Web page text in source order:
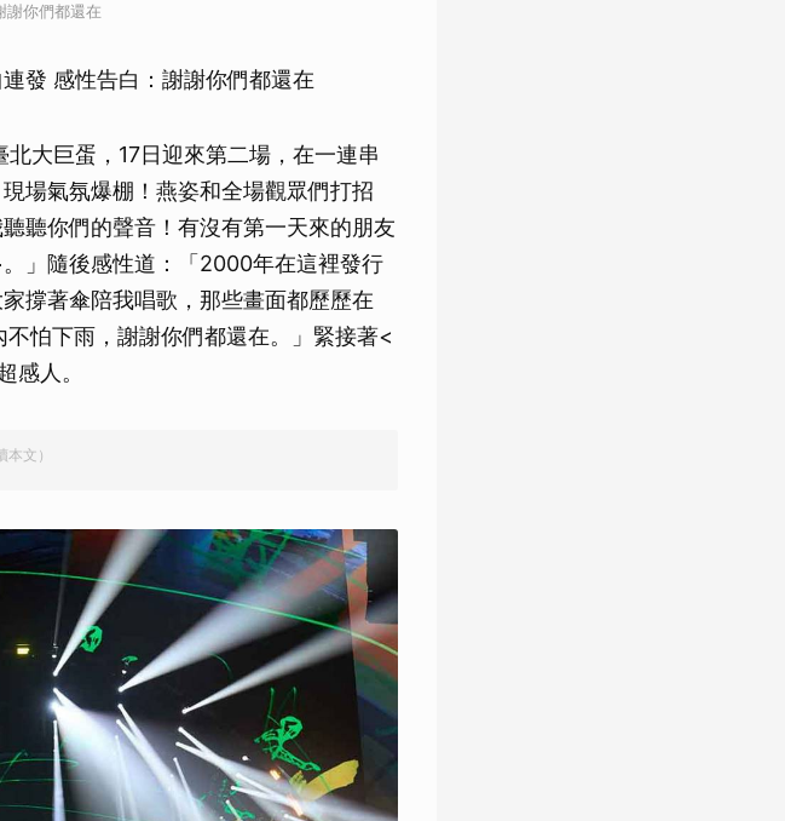
謝你們都還在
發 感性告白：謝謝你們都還在
大巨蛋，17日迎來第二場，在一連串
場氣氛爆棚！燕姿和全場觀眾們打招
聽你們的聲音！有沒有第一天來的朋友
」隨後感性道：「2000年在這裡發行
撐著傘陪我唱歌，那些畫面都歷歷在
怕下雨，謝謝你們都還在。」緊接著<
感人。
文）